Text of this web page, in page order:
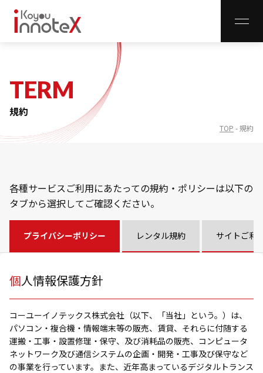
レンタル事業
取扱商品一覧
無線LANサイトサーベイ
innoNET WiFi
研修事業
eスポーツ事業
TERM
規約
TOP -規約
各種サービスご利用にあたっての規約・ポリシーは以下の
タブから選択してご確認ください。
プライバシーポリシー レンタル規約 サイトご利
個人情報保護方針
コーユーイノテックス株式会社（以下、「当社」という。）は、
パソコン・複合機・情報端末等の販売、賃貸、それらに付随する
運搬・工事・設置修理・保守、及び消耗品の販売、コンピュータ
ネットワーク及び通信システムの企画・開発・工事及び保守など
の事業を行っています。また、近年高まっているデジタルトランス